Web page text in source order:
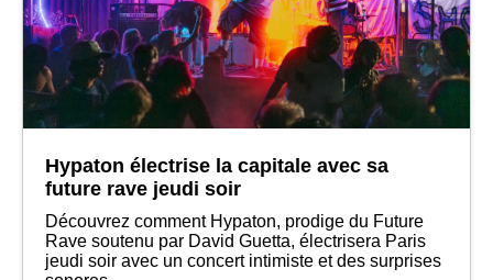
Hypaton électrise la capitale avec sa
future rave jeudi soir
Découvrez comment Hypaton, prodige du Future
Rave soutenu par David Guetta, électrisera Paris
jeudi soir avec un concert intimiste et des surprises